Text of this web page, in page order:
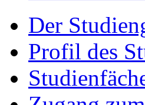
Der
Profil des